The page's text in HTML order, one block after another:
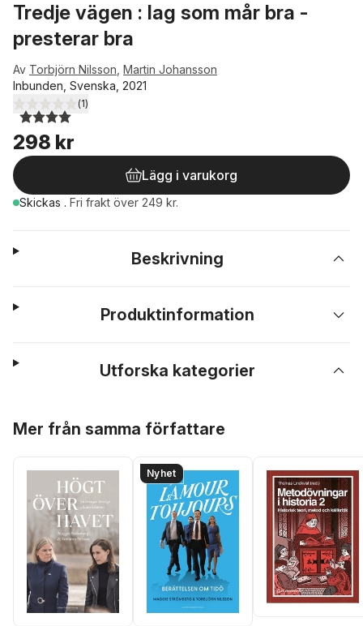
Tredje vägen : lag som mår bra -
presterar bra
Av Torbjörn Nilsson Martin Johansson
Inbunden, Svenska, 2021
4,0utav 5 stjärnor. Totalt antal röster:
(1)
298 kr
Lägg i varukorg
Skickas . Fri frakt över 249 kr.
Beskrivning
Produktinformation
Utforska kategorier
Mer från samma författare
Nyhet